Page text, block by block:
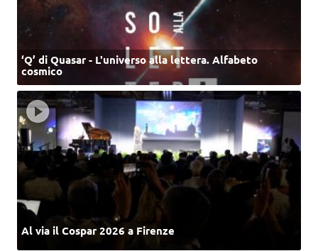
‘Q’ di Quasar - L'universo alla lettera. Alfabeto
cosmico
Al via il Cospar 2026 a Firenze